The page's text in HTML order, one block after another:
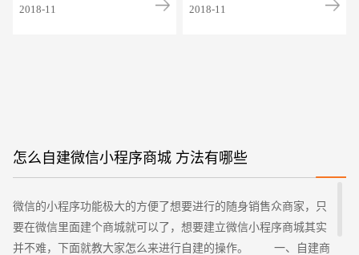
2018-11 2018-11
怎么自建微信小程序商城 方法有哪些
微信的小程序功能极大的方便了想要进行的随身销售众商家，只
要在微信里面建个商城就可以了，想要建立微信小程序商城其实
并不难，下面就教大家怎么来进行自建的操作。 一、自建商